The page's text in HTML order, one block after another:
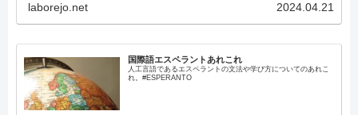
laborejo.net 2024.04.21
国際語エスペラントあれこれ
人工言語であるエスペラントの文法や学び方についてのあれこ
れ。#ESPERANTO